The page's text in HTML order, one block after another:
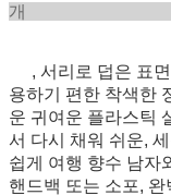
, 서리로 덥은 표
용하기 편한 착색한
운 귀여운 플라스틱
서 다시 채워 쉬운,
쉽게 여행 향수 남자
핸드백 또는 소포,